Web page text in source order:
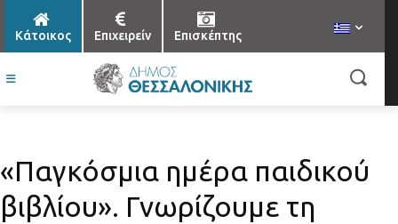
Κάτοικος Επιχειρείν Επισκέπτης
«Παγκόσμια ημέρα παιδικού
βιβλίου». Γνωρίζουμε τη